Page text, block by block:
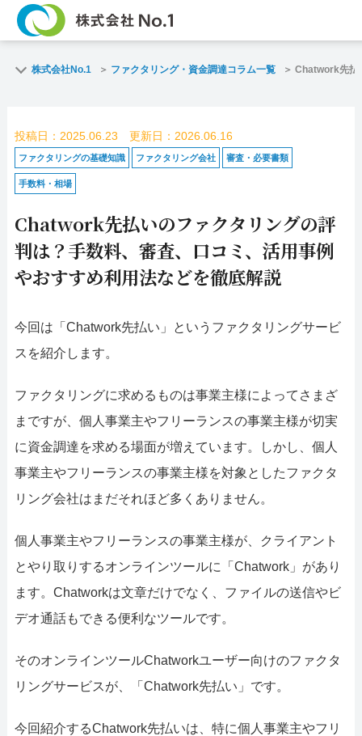
ファクタリングと
よくある質問 ファクタリング・
企業情報
名古屋支店HP 福岡支店HP
お電話で
スピード
052-414-4107
おすすめ記事
ファクタリングで即日資金調達する
株式会社No.1 ファクタリング・資金調達コラム一覧 Chatwork先払
投稿日：2025.06.23 更新日：2026.06.16
ファクタリングの基礎知識 ファクタリング会社 審査・必要書類
手数料・相場
Chatwork先払いのファクタリングの評
判は？手数料、審査、口コミ、活用事例
やおすすめ利用法などを徹底解説
今回は「Chatwork先払い」というファクタリングサービ
スを紹介します。
ファクタリングに求めるものは事業主様によってさまざ
まですが、個人事業主やフリーランスの事業主様が切実
に資金調達を求める場面が増えています。しかし、個人
事業主やフリーランスの事業主様を対象としたファクタ
リング会社はまだそれほど多くありません。
個人事業主やフリーランスの事業主様が、クライアント
とやり取りするオンラインツールに「Chatwork」があり
ます。Chatworkは文章だけでなく、ファイルの送信やビ
デオ通話もできる便利なツールです。
そのオンラインツールChatworkユーザー向けのファクタ
リングサービスが、「Chatwork先払い」です。
今回紹介するChatwork先払いは、特に個人事業主やフリ